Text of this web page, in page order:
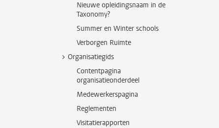
Nieuwe opleidingsnaam in de
Taxonomy?
Summer en Winter schools
Verborgen Ruimte
Organisatiegids
Contentpagina
organisatieonderdeel
Medewerkerspagina
Reglementen
Visitatierapporten